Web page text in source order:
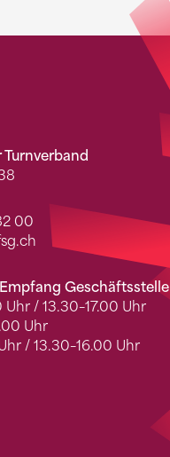
00
Geschäftsstelle
/ 13.30–17.00 Uhr
Uhr
/ 13.30–16.00 Uhr